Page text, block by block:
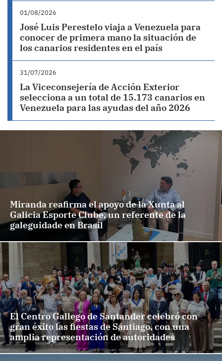
01/08/2026
José Luis Perestelo viaja a Venezuela para
conocer de primera mano la situación de
los canarios residentes en el país
31/07/2026
La Viceconsejería de Acción Exterior
selecciona a un total de 15.173 canarios en
Venezuela para las ayudas del año 2026
Miranda reafirma el apoyo de la Xunta al
Galicia Esporte Clube, un referente de la
galeguidade en Brasil
El Centro Gallego de Santander celebró con
gran éxito las fiestas de Santiago, con una
amplia representación de autoridades